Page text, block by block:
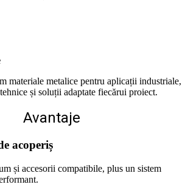
materiale metalice pentru aplicații industriale,
și soluții adaptate fiecărui proiect.
Avantaje
acoperiș
și accesorii compatibile, plus un sistem